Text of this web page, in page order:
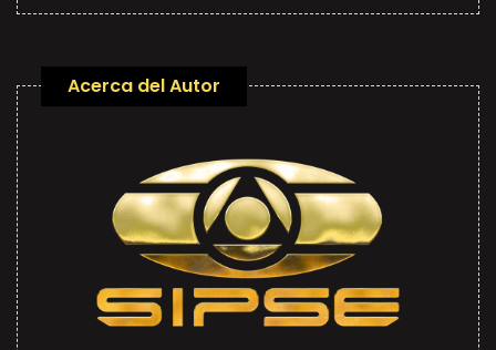
Acerca del Autor